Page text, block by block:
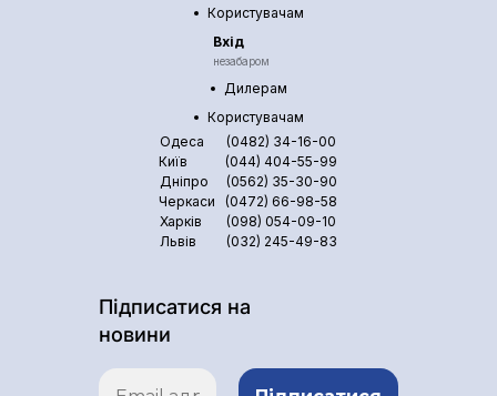
Користувачам
Вхід
незабаром
Дилерам
Користувачам
Одеса
(0482) 34-16-00
Київ
(044) 404-55-99
Дніпро
(0562) 35-30-90
Черкаси
(0472) 66-98-58
Харків
(098) 054-09-10
Львів
(032) 245-49-83
Підписатися на
новини